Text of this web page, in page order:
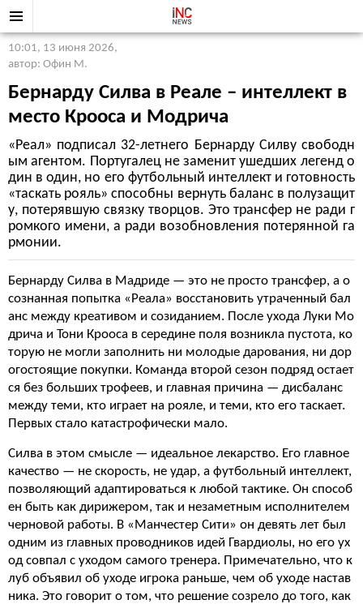
10:01, 13 июня 2026,
автор: Офин М.
Бернарду Силва в Реале – интеллект в
место Крооса и Модрича
«Реал» подписал 32-летнего Бернарду Силву свободн
ым агентом. Португалец не заменит ушедших легенд о
дин в один, но его футбольный интеллект и готовность
«таскать рояль» способны вернуть баланс в полузащит
у, потерявшую связку творцов. Это трансфер не ради г
ромкого имени, а ради возобновления потерянной га
рмонии.
Бернарду Силва в Мадриде — это не просто трансфер, а о
сознанная попытка «Реала» восстановить утраченный бал
анс между креативом и созиданием. После ухода Луки Мо
дрича и Тони Крооса в середине поля возникла пустота, ко
торую не могли заполнить ни молодые дарования, ни дор
огостоящие покупки. Команда второй сезон подряд остает
ся без больших трофеев, и главная причина — дисбаланс
между теми, кто играет на рояле, и теми, кто его таскает.
Первых стало катастрофически мало.
Силва в этом смысле — идеальное лекарство. Его главное
качество — не скорость, не удар, а футбольный интеллект,
позволяющий адаптироваться к любой тактике. Он способ
ен быть как дирижером, так и незаметным исполнителем
черновой работы. В «Манчестер Сити» он девять лет был
одним из главных проводников идей Гвардиолы, но его ух
од совпал с уходом самого тренера. Примечательно, что к
луб объявил об уходе игрока раньше, чем об уходе настав
ника. Это говорит о том, что решение созрело до того, как